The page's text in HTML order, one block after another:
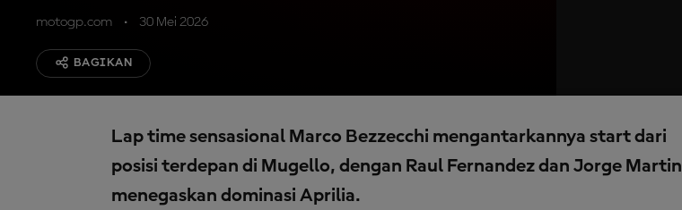
motogp.com 30 Mei 2026
BAGIKAN
Lap time sensasional Marco Bezzecchi mengantarkannya start dari
posisi terdepan di Mugello, dengan Raul Fernandez dan Jorge Martin
menegaskan dominasi Aprilia.